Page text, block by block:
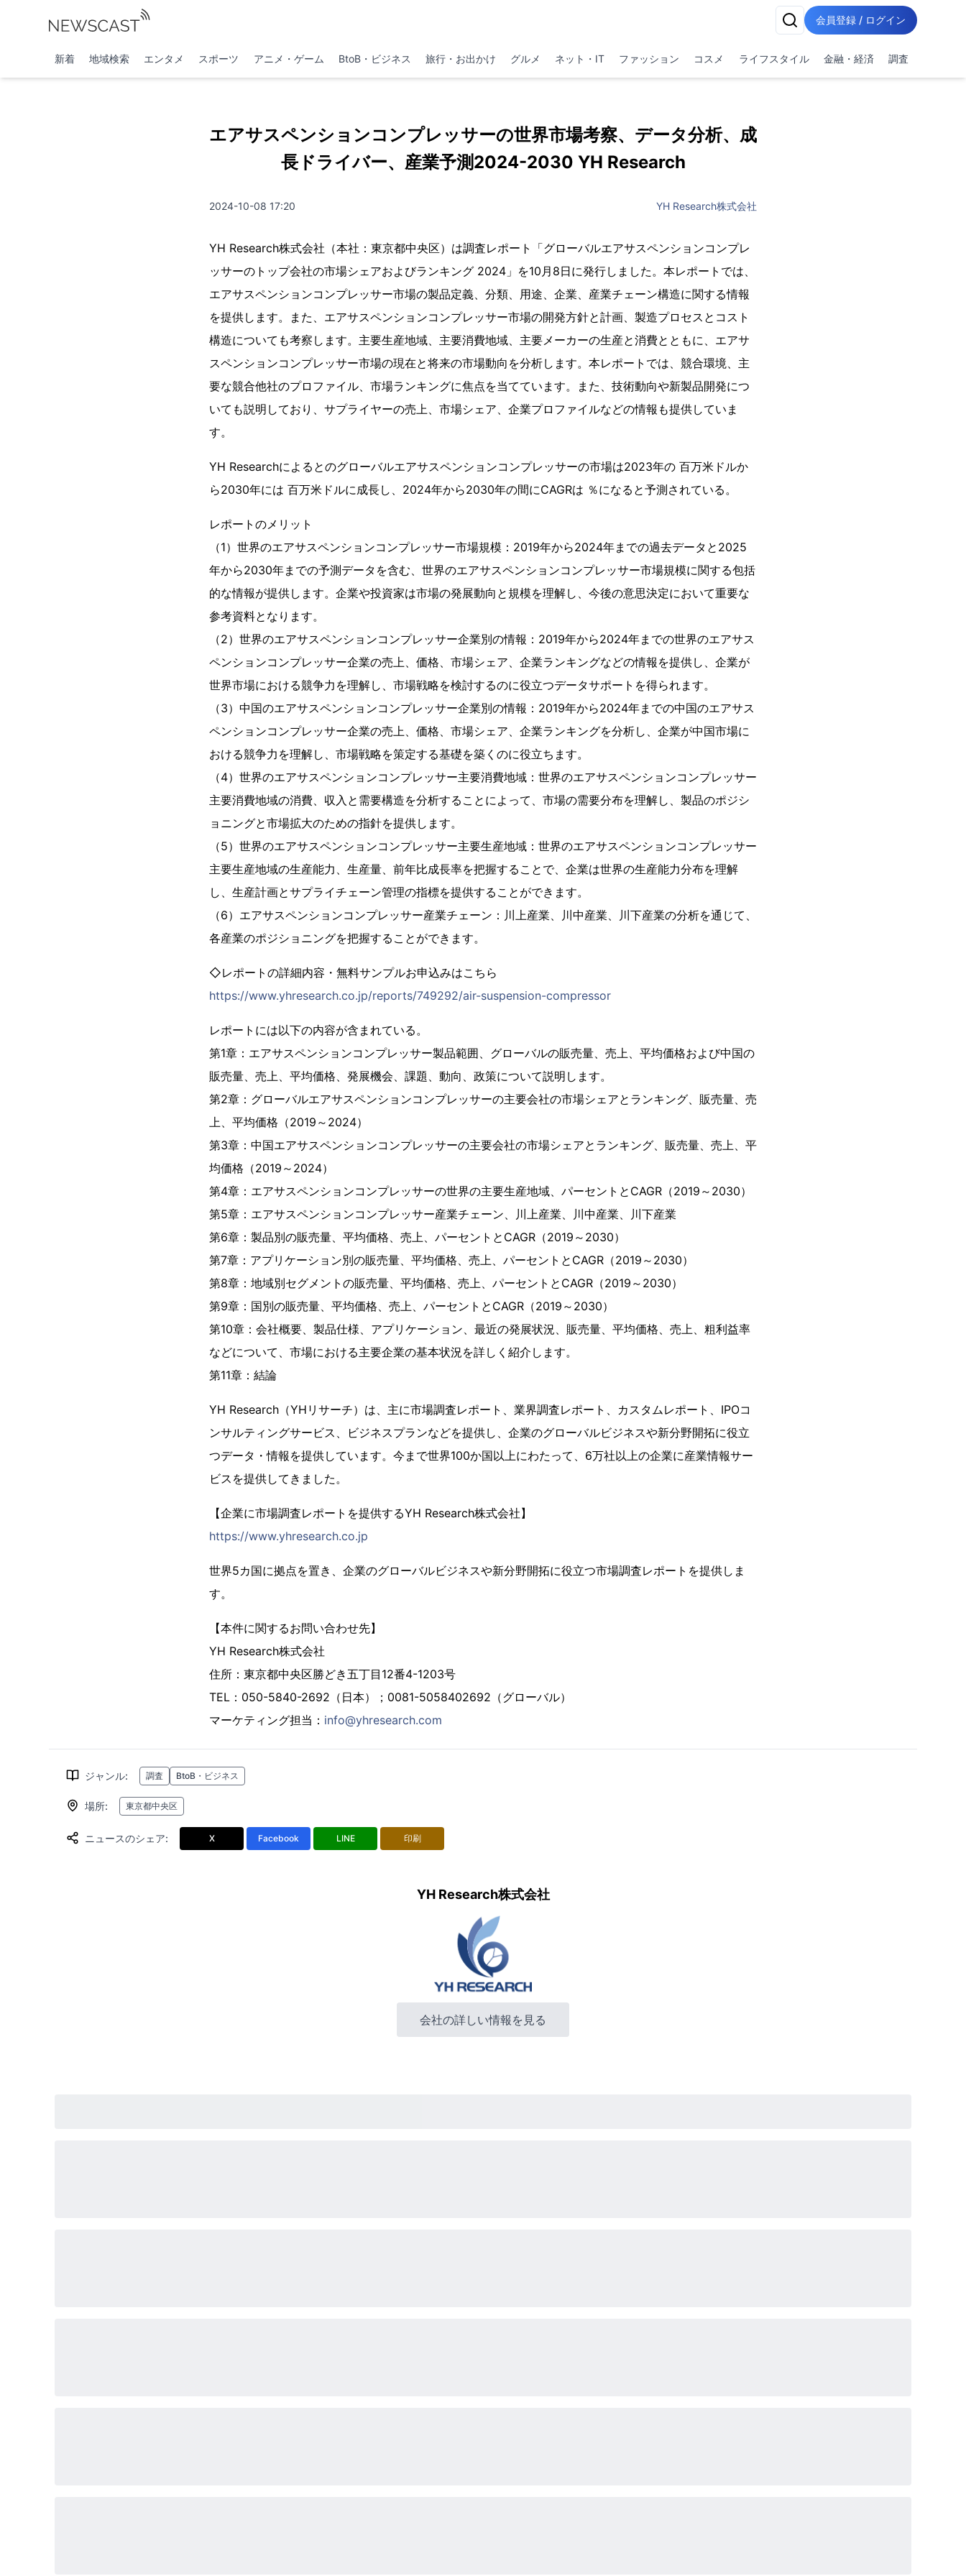
会員登録 / ログイン
新着 地域検索 エンタメ スポーツ アニメ・ゲーム BtoB・ビジネス 旅行・お出かけ グルメ ネット・IT ファッション コスメ ライフスタイル 金融・経済 調査
エアサスペンションコンプレッサーの世界市場考察、データ分析、成
長ドライバー、産業予測2024-2030 YH Research
2024-10-08 17:20 YH Research株式会社
YH Research株式会社（本社：東京都中央区）は調査レポート「グローバルエアサスペンションコンプレ
ッサーのトップ会社の市場シェアおよびランキング 2024」を10月8日に発行しました。本レポートでは、
エアサスペンションコンプレッサー市場の製品定義、分類、用途、企業、産業チェーン構造に関する情報
を提供します。また、エアサスペンションコンプレッサー市場の開発方針と計画、製造プロセスとコスト
構造についても考察します。主要生産地域、主要消費地域、主要メーカーの生産と消費とともに、エアサ
スペンションコンプレッサー市場の現在と将来の市場動向を分析します。本レポートでは、競合環境、主
要な競合他社のプロファイル、市場ランキングに焦点を当てています。また、技術動向や新製品開発につ
いても説明しており、サプライヤーの売上、市場シェア、企業プロファイルなどの情報も提供していま
す。
YH Researchによるとのグローバルエアサスペンションコンプレッサーの市場は2023年の 百万米ドルか
ら2030年には 百万米ドルに成長し、2024年から2030年の間にCAGRは ％になると予測されている。
レポートのメリット
（1）世界のエアサスペンションコンプレッサー市場規模：2019年から2024年までの過去データと2025
年から2030年までの予測データを含む、世界のエアサスペンションコンプレッサー市場規模に関する包括
的な情報が提供します。企業や投資家は市場の発展動向と規模を理解し、今後の意思決定において重要な
参考資料となります。
（2）世界のエアサスペンションコンプレッサー企業別の情報：2019年から2024年までの世界のエアサス
ペンションコンプレッサー企業の売上、価格、市場シェア、企業ランキングなどの情報を提供し、企業が
世界市場における競争力を理解し、市場戦略を検討するのに役立つデータサポートを得られます。
（3）中国のエアサスペンションコンプレッサー企業別の情報：2019年から2024年までの中国のエアサス
ペンションコンプレッサー企業の売上、価格、市場シェア、企業ランキングを分析し、企業が中国市場に
おける競争力を理解し、市場戦略を策定する基礎を築くのに役立ちます。
（4）世界のエアサスペンションコンプレッサー主要消費地域：世界のエアサスペンションコンプレッサー
主要消費地域の消費、収入と需要構造を分析することによって、市場の需要分布を理解し、製品のポジシ
ョニングと市場拡大のための指針を提供します。
（5）世界のエアサスペンションコンプレッサー主要生産地域：世界のエアサスペンションコンプレッサー
主要生産地域の生産能力、生産量、前年比成長率を把握することで、企業は世界の生産能力分布を理解
し、生産計画とサプライチェーン管理の指標を提供することができます。
（6）エアサスペンションコンプレッサー産業チェーン：川上産業、川中産業、川下産業の分析を通じて、
各産業のポジショニングを把握することができます。
◇レポートの詳細内容・無料サンプルお申込みはこちら
https://www.yhresearch.co.jp/reports/749292/air-suspension-compressor
レポートには以下の内容が含まれている。
第1章：エアサスペンションコンプレッサー製品範囲、グローバルの販売量、売上、平均価格および中国の
販売量、売上、平均価格、発展機会、課題、動向、政策について説明します。
第2章：グローバルエアサスペンションコンプレッサーの主要会社の市場シェアとランキング、販売量、売
上、平均価格（2019～2024）
第3章：中国エアサスペンションコンプレッサーの主要会社の市場シェアとランキング、販売量、売上、平
均価格（2019～2024）
第4章：エアサスペンションコンプレッサーの世界の主要生産地域、パーセントとCAGR（2019～2030）
第5章：エアサスペンションコンプレッサー産業チェーン、川上産業、川中産業、川下産業
第6章：製品別の販売量、平均価格、売上、パーセントとCAGR（2019～2030）
第7章：アプリケーション別の販売量、平均価格、売上、パーセントとCAGR（2019～2030）
第8章：地域別セグメントの販売量、平均価格、売上、パーセントとCAGR（2019～2030）
第9章：国別の販売量、平均価格、売上、パーセントとCAGR（2019～2030）
第10章：会社概要、製品仕様、アプリケーション、最近の発展状況、販売量、平均価格、売上、粗利益率
などについて、市場における主要企業の基本状況を詳しく紹介します。
第11章：結論
YH Research（YHリサーチ）は、主に市場調査レポート、業界調査レポート、カスタムレポート、IPOコ
ンサルティングサービス、ビジネスプランなどを提供し、企業のグローバルビジネスや新分野開拓に役立
つデータ・情報を提供しています。今まで世界100か国以上にわたって、6万社以上の企業に産業情報サー
ビスを提供してきました。
【企業に市場調査レポートを提供するYH Research株式会社】
https://www.yhresearch.co.jp
世界5カ国に拠点を置き、企業のグローバルビジネスや新分野開拓に役立つ市場調査レポートを提供しま
す。
【本件に関するお問い合わせ先】
YH Research株式会社
住所：東京都中央区勝どき五丁目12番4-1203号
TEL：050-5840-2692（日本）；0081-5058402692（グローバル）
マーケティング担当： info@yhresearch.com
ジャンル: 調査 BtoB・ビジネス
場所: 東京都中央区
ニュースのシェア: X Facebook LINE 印刷
YH Research株式会社
会社の詳しい情報を見る